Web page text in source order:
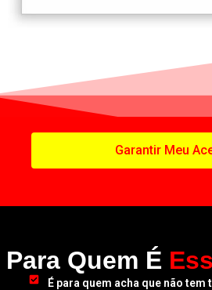
Garantir Meu
Para Quem É
É para quem acha que não